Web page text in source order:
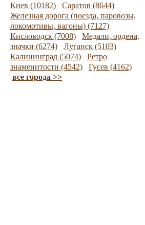
Киев (10182)
Саратов (8644)
Железная дорога (поезда, паровозы,
локомотивы, вагоны) (7127)
Кисловодск (7008)
Медали, ордена,
значки (6274)
Луганск (5103)
Калининград (5074)
Ретро
знаменитости (4542)
Гусев (4162)
все города >>